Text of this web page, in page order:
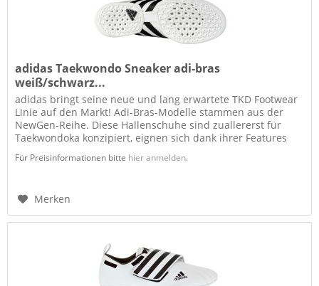
adidas Taekwondo Sneaker adi-bras
weiß/schwarz...
adidas bringt seine neue und lang erwartete TKD Footwear
Linie auf den Markt! Adi-Bras-Modelle stammen aus der
NewGen-Reihe. Diese Hallenschuhe sind zuallererst für
Taekwondoka konzipiert, eignen sich dank ihrer Features
Für Preisinformationen bitte hier anmelden.
Merken